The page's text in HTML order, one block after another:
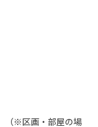
（※区画・部屋の場